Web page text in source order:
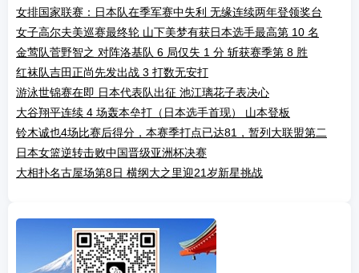
女排国家联赛：日本队在季军赛中失利 无缘连续两年登领奖台
女子高尔夫美巡赛最终轮 山下美梦有获日本选手最高第 10 名
金莺队菅野智之 对阵洛基队 6 局仅失 1 分 斩获赛季第 8 胜
红袜队吉田正尚先发出战 3 打数无安打
游泳世锦赛在即 日本代表队出征 池江璃花子表决心
大谷翔平连续 4 场轰本垒打（日本选手首现） 山本登板
铃木诚也4场比赛后得分，本赛季打点已达81，暂列大联盟第二
日本女篮逆转击败中国晋级亚洲杯决赛
大相扑名古屋场第8日 横纲大之里迎21岁新星挑战